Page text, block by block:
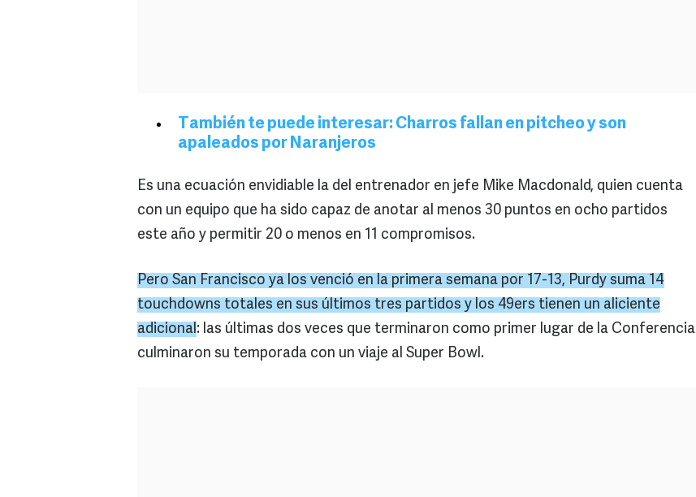
También te puede interesar: Charros fallan en pitcheo y son
apaleados por Naranjeros
Es una ecuación envidiable la del entrenador en jefe Mike Macdonald, quien cuenta
con un equipo que ha sido capaz de anotar al menos 30 puntos en ocho partidos
este año y permitir 20 o menos en 11 compromisos.
Pero San Francisco ya los venció en la primera semana por 17-13, Purdy suma 14
touchdowns totales en sus últimos tres partidos y los 49ers tienen un aliciente
adicional: las últimas dos veces que terminaron como primer lugar de la Conferencia
culminaron su temporada con un viaje al Super Bowl.